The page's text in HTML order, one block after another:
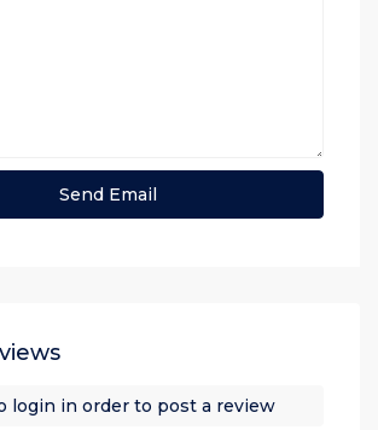
login in order to post a review